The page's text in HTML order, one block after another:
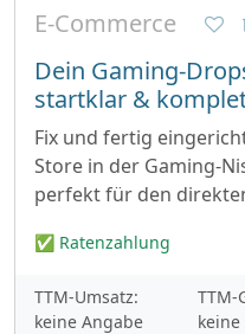
E-Commerce
Dein Gaming-
startklar &
Fix und fertig
Store in der Gaming-
perfekt für den
✅ Ratenzahlung
TTM-Umsatz:
keine Angabe
TTM-